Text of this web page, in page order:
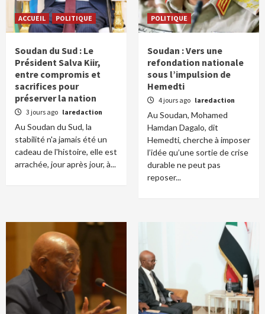
ACCUEIL POLITIQUE
Soudan du Sud : Le
Président Salva Kiir,
entre compromis et
sacrifices pour
préserver la nation
3 jours ago laredaction
Au Soudan du Sud, la
stabilité n'a jamais été un
cadeau de l'histoire, elle est
arrachée, jour après jour, à...
POLITIQUE
Soudan : Vers une
refondation nationale
sous l’impulsion de
Hemedti
4 jours ago laredaction
Au Soudan, Mohamed
Hamdan Dagalo, dit
Hemedti, cherche à imposer
l’idée qu’une sortie de crise
durable ne peut pas
reposer...